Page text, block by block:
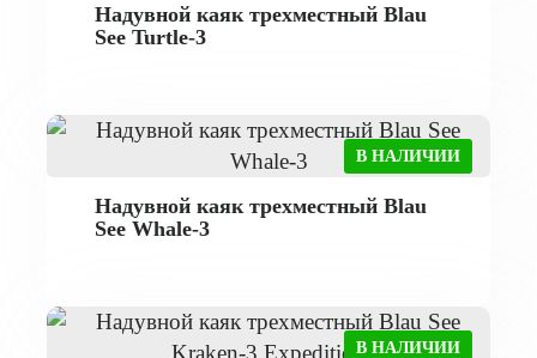
Надувной каяк трехместный Blau
See Turtle-3
В НАЛИЧИИ
Надувной каяк трехместный Blau
See Whale-3
В НАЛИЧИИ